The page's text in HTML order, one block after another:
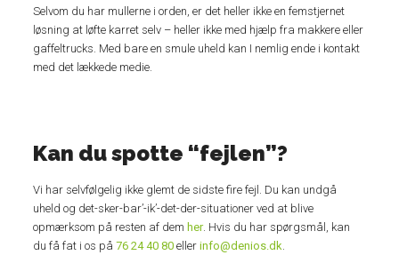
Selvom du har mullerne i orden, er det heller ikke en femstjernet
løsning at løfte karret selv – heller ikke med hjælp fra makkere eller
gaffeltrucks. Med bare en smule uheld kan I nemlig ende i kontakt
med det lækkede medie.
Kan du spotte “fejlen”?
Vi har selvfølgelig ikke glemt de sidste fire fejl. Du kan undgå
uheld og det-sker-bar’-ik’-det-der-situationer ved at blive
opmærksom på resten af demher. Hvis du har spørgsmål, kan
du få fat i os på76 24 40 80 ellerinfo@denios.dk